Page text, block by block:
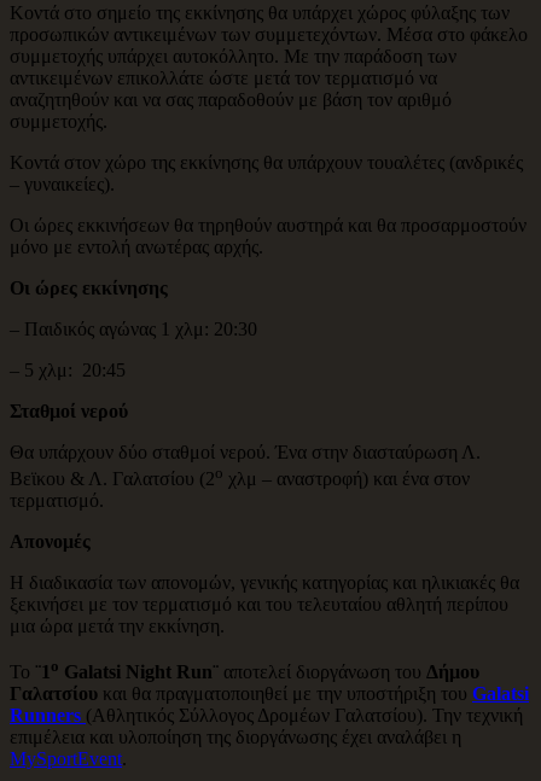
Κοντά στο σημείο της εκκίνησης θα υπάρχει χώρος φύλαξης των
προσωπικών αντικειμένων των συμμετεχόντων. Μέσα στο φάκελο
συμμετοχής υπάρχει αυτοκόλλητο. Με την παράδοση των
αντικειμένων επικολλάτε ώστε μετά τον τερματισμό να
αναζητηθούν και να σας παραδοθούν με βάση τον αριθμό
συμμετοχής.
Κοντά στον χώρο της εκκίνησης θα υπάρχουν τουαλέτες (ανδρικές
– γυναικείες).
Οι ώρες εκκινήσεων θα τηρηθούν αυστηρά και θα προσαρμοστούν
μόνο με εντολή ανωτέρας αρχής.
Οι ώρες εκκίνησης
– Παιδικός αγώνας 1 χλμ: 20:30
– 5 χλμ: 20:45
Σταθμοί νερού
Θα υπάρχουν δύο σταθμοί νερού. Ένα στην διασταύρωση Λ.
Βεϊκου & Λ. Γαλατσίου (2ο χλμ – αναστροφή) και ένα στον
τερματισμό.
Απονομές
Η διαδικασία των απονομών, γενικής κατηγορίας και ηλικιακές θα
ξεκινήσει με τον τερματισμό και του τελευταίου αθλητή περίπου
μια ώρα μετά την εκκίνηση.
Το ¨1ο Galatsi Night Run¨ αποτελεί διοργάνωση του Δήμου
Γαλατσίου και θα πραγματοποιηθεί με την υποστήριξη του Galatsi
Runners (Αθλητικός Σύλλογος Δρομέων Γαλατσίου). Την τεχνική
επιμέλεια και υλοποίηση της διοργάνωσης έχει αναλάβει η
MySportEvent.